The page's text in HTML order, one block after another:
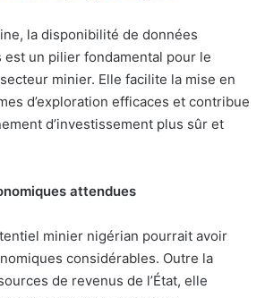
la disponibilité de données
un pilier fondamental pour le
minier. Elle facilite la mise en
d’exploration efficaces et contribue
d’investissement plus sûr et
attendues
minier nigérian pourrait avoir
considérables. Outre la
de revenus de l’État, elle